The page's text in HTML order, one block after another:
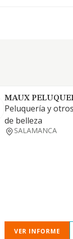
MAUX
Peluquería y
de belleza
SALAMANCA
VER INFORME